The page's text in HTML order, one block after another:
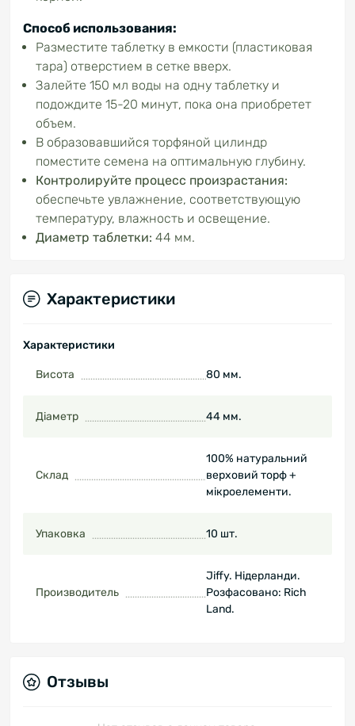
Способ использования:
Разместите таблетку в емкости (пластиковая
тара) отверстием в сетке вверх.
Залейте 150 мл воды на одну таблетку и
подождите 15-20 минут, пока она приобретет
объем.
В образовавшийся торфяной цилиндр
поместите семена на оптимальную глубину.
Контролируйте процесс произрастания:
обеспечьте увлажнение, соответствующую
температуру, влажность и освещение.
Диаметр таблетки: 44 мм.
Характеристики
Характеристики
Висота 80 мм.
Діаметр 44 мм.
Склад
100% натуральний
верховий торф +
мікроелементи.
Упаковка 10 шт.
Производитель
Jiffy. Нідерланди.
Розфасовано: Rich
Land.
Отзывы